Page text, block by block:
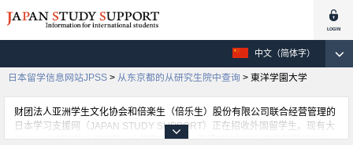
中文（简体字）
日本留学信息网站JPSS > 从东京都的从研究生院中查询 > 東洋学園大学
财团法人亚洲学生文化协会和倍楽生（倍乐生）股份有限公司联合经营管理的
日本学习支援网（JAPAN STUDY SUPPORT）正在招收外国留学生。现有大
约1300个学校的大学学部、大学院、短大、专门学校的招生信息正登载于此